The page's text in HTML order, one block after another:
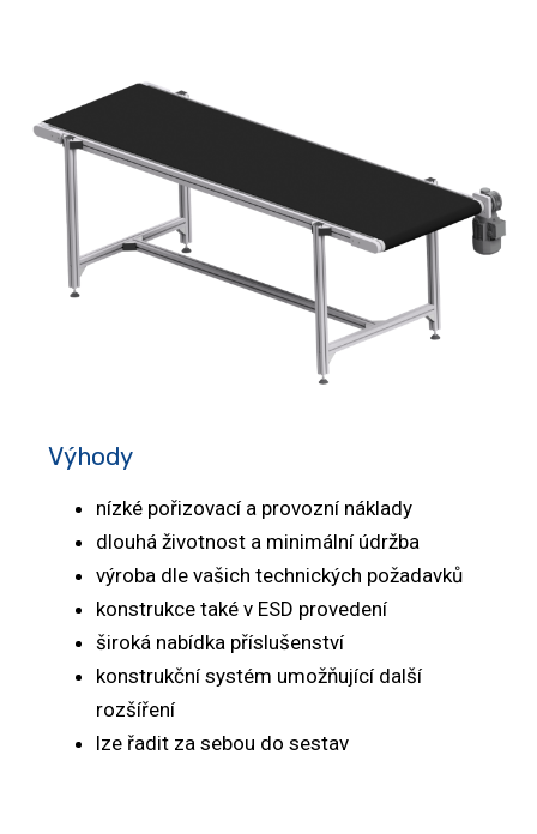
Výhody
nízké pořizovací a provozní náklady
dlouhá životnost a minimální údržba
výroba dle vašich technických požadavků
konstrukce také v ESD provedení
široká nabídka příslušenství
konstrukční systém umožňující další
rozšíření
lze řadit za sebou do sestav